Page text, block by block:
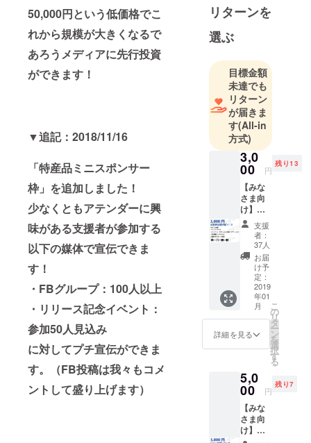
50,000円という低価格でこ
れから規模が大きくなるで
あろうメディアに先行投資
ができます！
▼追記：2018/11/16
「特産品ミニスポンサー
枠」を追加しました！
少なくともアテンダーに興
味がある支援者が参加する
以下の媒体で宣伝できま
す！
・FBグループ：100人以上
・リリース記念イベント：
参加50人見込み
に対してプチ宣伝ができま
す。（FB投稿は我々もコメ
ントして盛り上げます）
「E2C」運
営。 地域盛
り上げ隊・
プロ達が旅
程プランを
シェア＆ア
テンドして
活躍できる
サービス(販
売可)『#アテ
ンダー』開
リターンを
選ぶ
目標金額
未達でも
リターン
が届きま
す(All-in
方式)
3,0
00 円
残り13
【みな
さま向
け】お
気持ち
投げ銭
コース
・サン
クス
メール
・グッ
ズ（ロ
ゴス
テッ
カー＆
超クリ
アファ
・PR動
画のエ
ンド
ロール
に掲載
・「ア
支援
者：
37人
お届
け予
定：
2019
年01
月
詳細を見る
こ
の
リ
タ
ー
ン
を
選
択
す
る
5,0
00 円
残り7
【みな
さま向
け】リ